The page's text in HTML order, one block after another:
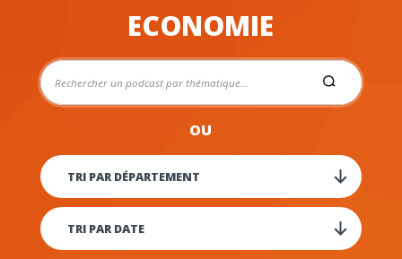
ECONOMIE
OU